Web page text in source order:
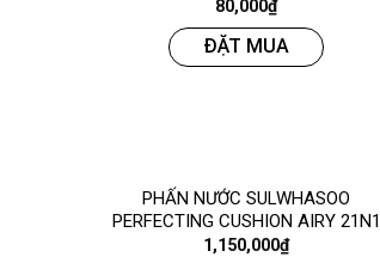
80,000₫
ĐẶT MUA
PHẤN NƯỚC SULWHASOO
PERFECTING CUSHION AIRY 21N1
1,150,000₫